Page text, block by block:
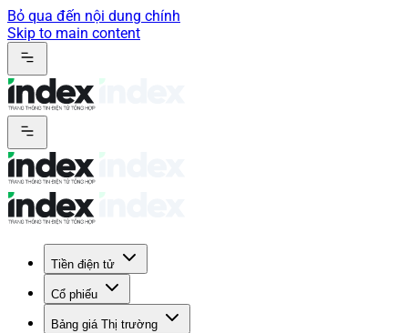
Bỏ qua đến nội dung chính
Skip to main content
Tiền điện tử
Cổ phiếu
Bảng giá Thị trường